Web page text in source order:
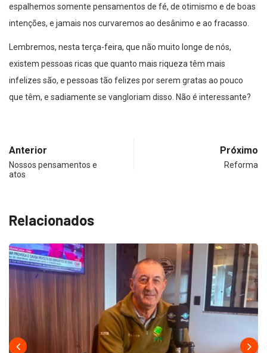
espalhemos somente pensamentos de fé, de otimismo e de boas
intenções, e jamais nos curvaremos ao desânimo e ao fracasso.
Lembremos, nesta terça-feira, que não muito longe de nós,
existem pessoas ricas que quanto mais riqueza têm mais
infelizes são, e pessoas tão felizes por serem gratas ao pouco
que têm, e sadiamente se vangloriam disso. Não é interessante?
Anterior
Nossos pensamentos e
atos
Próximo
Reforma
Relacionados